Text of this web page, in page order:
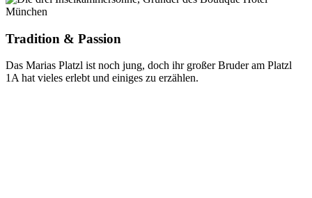
Tradition & Passion
Das Marias Platzl ist noch jung, doch ihr großer Bruder am Platzl
1A hat vieles erlebt und einiges zu erzählen.